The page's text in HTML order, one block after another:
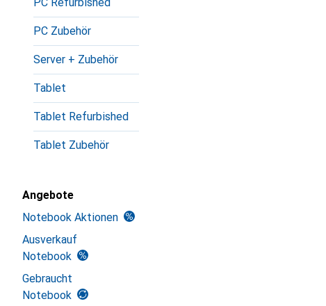
PC Zubehör
Server + Zubehör
Tablet
Tablet Refurbished
Tablet Zubehör
Angebote
Notebook Aktionen
Ausverkauf
Notebook
Gebraucht
Notebook